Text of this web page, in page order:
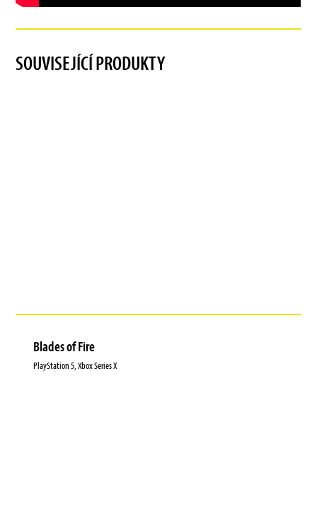
SOUVISEJÍCÍ PRODUKTY
Blades of Fire
PlayStation 5, Xbox Series X